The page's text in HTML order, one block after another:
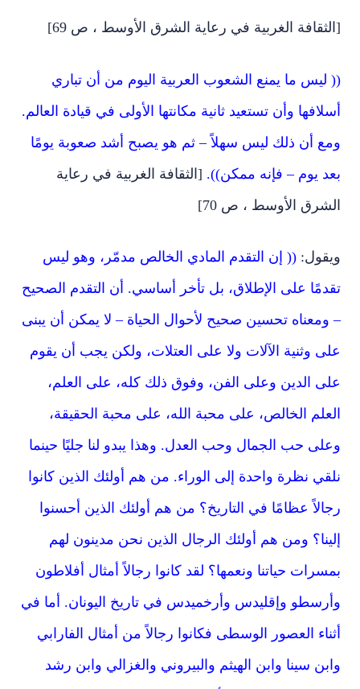
[الثقافة الغربية في رعاية الشرق الأوسط ، ص 69]
(( ليس ما يمنع الشعوب العربية اليوم من أن تباري
أسلافها وأن تستعيد ثانية مكانتها الأولى في قيادة العالم.
ومع أن ذلك ليس سهلاً – ثم هو يصبح أشد صعوبة يومًا
بعد يوم – فإنه ممكن)). [الثقافة الغربية في رعاية
الشرق الأوسط ، ص 70]
ويقول: (( إن التقدم المادي الخالص مدمّر، وهو ليس
تقدمًا على الإطلاق، بل تأخر أساسي. أن التقدم الصحيح
– ومعناه تحسين صحيح لأحوال الحياة – لا يمكن أن يبنى
على وثنية الآلات ولا على العتلات، ولكن يجب أن يقوم
على الدين وعلى الفن، وفوق ذلك كله، على العلم،
العلم الخالص، على محبة الله، على محبة الحقيقة،
وعلى حب الجمال وحب العدل. وهذا يبدو لنا جليًا حينما
نلقي نظرة واحدة إلى الوراء. من هم أولئك الذين كانوا
رجالاً عظامًا في التاريخ؟ من هم أولئك الذين أحسنوا
إلينا؟ ومن هم أولئك الرجال الذين نحن مدينون لهم
بمسرات حياتنا ونعمها؟ لقد كانوا رجالاً أمثال أفلاطون
وأرسطو وإقليدس وأرخميدس في تاريخ اليونان. أما في
أثناء العصور الوسطى فكانوا رجالاً من أمثال الفارابي
وابن سينا وابن الهيثم والبيروني والغزالي وابن رشد